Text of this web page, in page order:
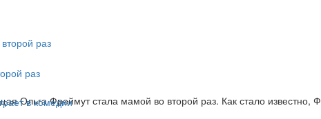
раз
Ольга Фреймут стала мамой во второй раз. Как стало известно,